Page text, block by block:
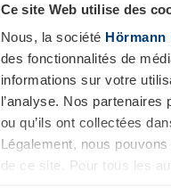
Ce site Web utilise des
Nous, la société Hörmann
des fonctionnalités de
informations sur votre
l’analyse. Nos
ou qu’ils ont collectées
Légalement, nous
de ce site. Pour tous les